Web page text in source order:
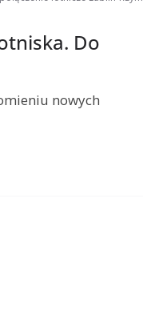
Do
nowych